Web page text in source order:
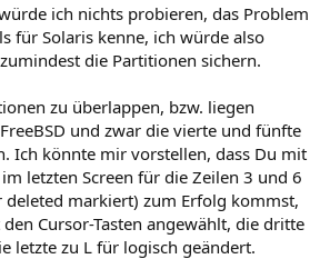
ich nichts probieren, das Problem
für Solaris kenne, ich würde also
die Partitionen sichern.
zu überlappen, bzw. liegen
und zwar die vierte und fünfte
Ich könnte mir vorstellen, dass Du mit
im letzten Screen für die Zeilen 3 und 6
deleted markiert) zum Erfolg kommst,
Cursor-Tasten angewählt, die dritte
letzte zu L für logisch geändert.